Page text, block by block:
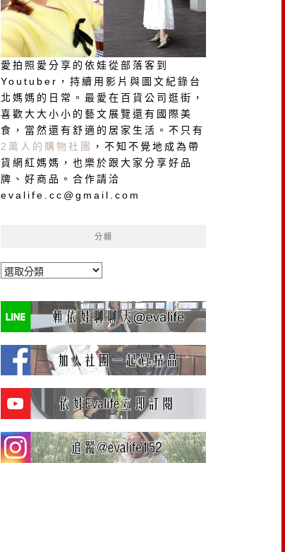
愛拍照愛分享的依娃從部落客到
Youtuber，持續用影片與圖文紀錄台
北媽媽的日常。最愛在百貨公司逛街，
喜歡大大小小的藝文展覽還有國際美
食，當然還有舒適的居家生活。不只有
2萬人的購物社團
，不知不覺地成為帶
貨網紅媽媽，也樂於跟大家分享好品
牌、好商品。合作請洽
evalife.cc@gmail.com
分類
分